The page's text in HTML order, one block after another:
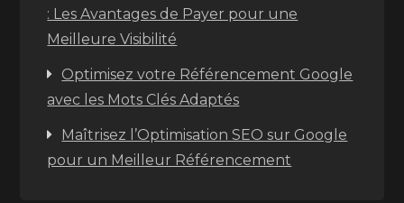
: Les Avantages de Payer pour une
Meilleure Visibilité
Optimisez votre Référencement Google
avec les Mots Clés Adaptés
Maîtrisez l’Optimisation SEO sur Google
pour un Meilleur Référencement